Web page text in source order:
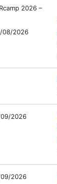
08/2026
2026
2026